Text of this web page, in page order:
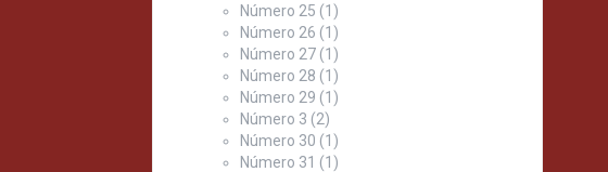
Número 25 (1)
Número 26 (1)
Número 27(1)
Número 28 (1)
Número 29 (1)
Número 3 (2)
Número 30 (1)
Número 31 (1)